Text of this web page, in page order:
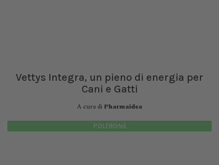
Vettys Integra, un pieno di energia per
Cani e Gatti
A cura di Pharmaidea
POLTRONE